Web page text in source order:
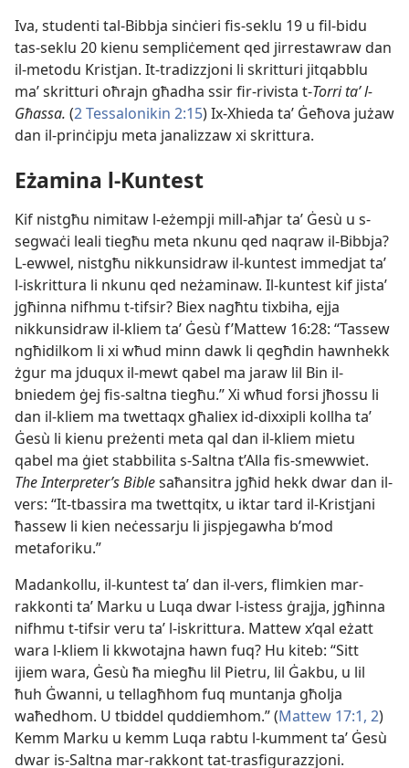
Iva, studenti tal-Bibbja sinċieri fis-seklu 19 u fil-bidu
tas-seklu 20 kienu sempliċement qed jirrestawraw dan
il-metodu Kristjan. It-tradizzjoni li skritturi jitqabblu
maʼ skritturi oħrajn għadha ssir fir-rivista t-Torri taʼ l-
Għassa. (2 Tessalonikin 2:15) Ix-Xhieda taʼ Ġeħova jużaw
dan il-prinċipju meta janalizzaw xi skrittura.
Eżamina l-Kuntest
Kif nistgħu nimitaw l-eżempji mill-aħjar taʼ Ġesù u s-
segwaċi leali tiegħu meta nkunu qed naqraw il-Bibbja?
L-ewwel, nistgħu nikkunsidraw il-kuntest immedjat taʼ
l-iskrittura li nkunu qed neżaminaw. Il-kuntest kif jistaʼ
jgħinna nifhmu t-tifsir? Biex nagħtu tixbiha, ejja
nikkunsidraw il-kliem taʼ Ġesù f’Mattew 16:28: “Tassew
ngħidilkom li xi wħud minn dawk li qegħdin hawnhekk
żgur ma jduqux il-mewt qabel ma jaraw lil Bin il-
bniedem ġej fis-saltna tiegħu.” Xi wħud forsi jħossu li
dan il-kliem ma twettaqx għaliex id-dixxipli kollha taʼ
Ġesù li kienu preżenti meta qal dan il-kliem mietu
qabel ma ġiet stabbilita s-Saltna t’Alla fis-smewwiet.
The Interpreter’s Biblesaħansitra jgħid hekk dwar dan il-
vers: “It-tbassira ma twettqitx, u iktar tard il-Kristjani
ħassew li kien neċessarju li jispjegawha b’mod
metaforiku.”
Madankollu, il-kuntest taʼ dan il-vers, flimkien mar-
rakkonti taʼ Marku u Luqa dwar l-istess ġrajja, jgħinna
nifhmu t-tifsir veru taʼ l-iskrittura. Mattew x’qal eżatt
wara l-kliem li kkwotajna hawn fuq? Hu kiteb: “Sitt
ijiem wara, Ġesù ħa miegħu lil Pietru, lil Ġakbu, u lil
ħuh Ġwanni, u tellagħhom fuq muntanja għolja
waħedhom. U tbiddel quddiemhom.” (Mattew 17:1, 2)
Kemm Marku u kemm Luqa rabtu l-kumment taʼ Ġesù
dwar is-Saltna mar-rakkont tat-trasfigurazzjoni.